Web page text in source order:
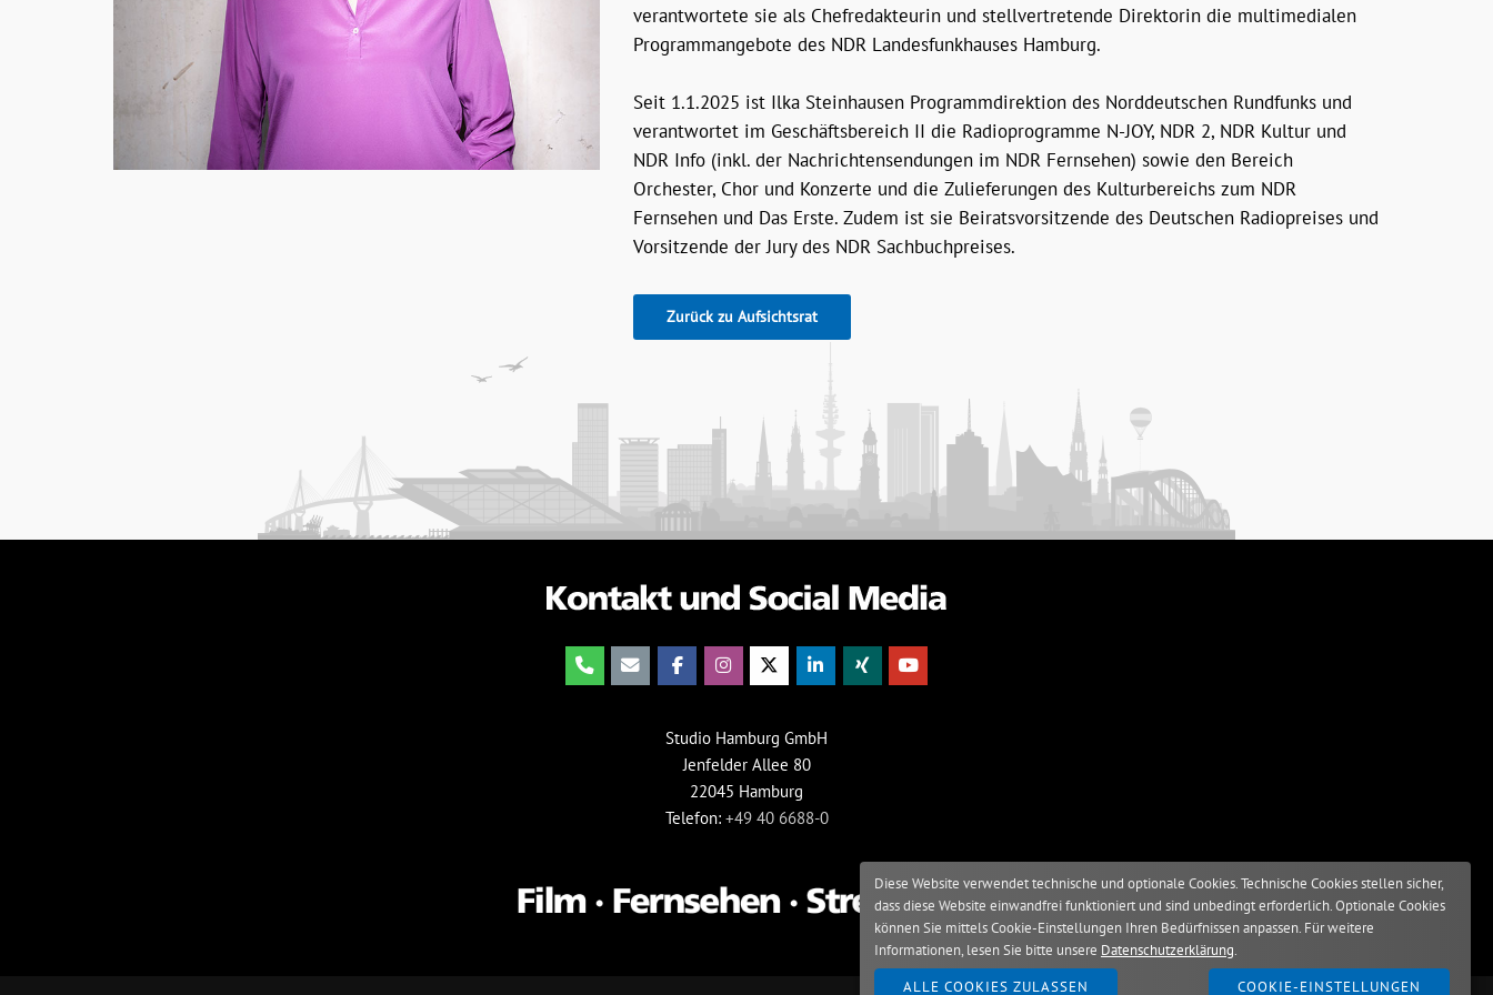
verantwortete sie als Chefredakteurin und stellvertretende Direktorin die multimedialen
Programmangebote des NDR Landesfunkhauses Hamburg.
Seit 1.1.2025 ist Ilka Steinhausen Programmdirektion des Norddeutschen Rundfunks und
verantwortet im Geschäftsbereich II die Radioprogramme N-JOY, NDR 2, NDR Kultur und
NDR Info (inkl. der Nachrichtensendungen im NDR Fernsehen) sowie den Bereich
Orchester, Chor und Konzerte und die Zulieferungen des Kulturbereichs zum NDR
Fernsehen und Das Erste. Zudem ist sie Beiratsvorsitzende des Deutschen Radiopreises und
Vorsitzende der Jury des NDR Sachbuchpreises.
Zurück zu Aufsichtsrat
Studio Hamburg GmbH
Jenfelder Allee 80
22045 Hamburg
Telefon: +49 40 6688-0
Diese Website verwendet technische und optionale Cookies. Technische Cookies stellen sicher,
dass diese Website einwandfrei funktioniert und sind unbedingt erforderlich. Optionale Cookies
können Sie mittels Cookie-Einstellungen Ihren Bedürfnissen anpassen. Für weitere
Informationen, lesen Sie bitte unsere Datenschutzerklärung.
ALLE COOKIES ZULASSEN
COOKIE-EINSTELLUNGEN